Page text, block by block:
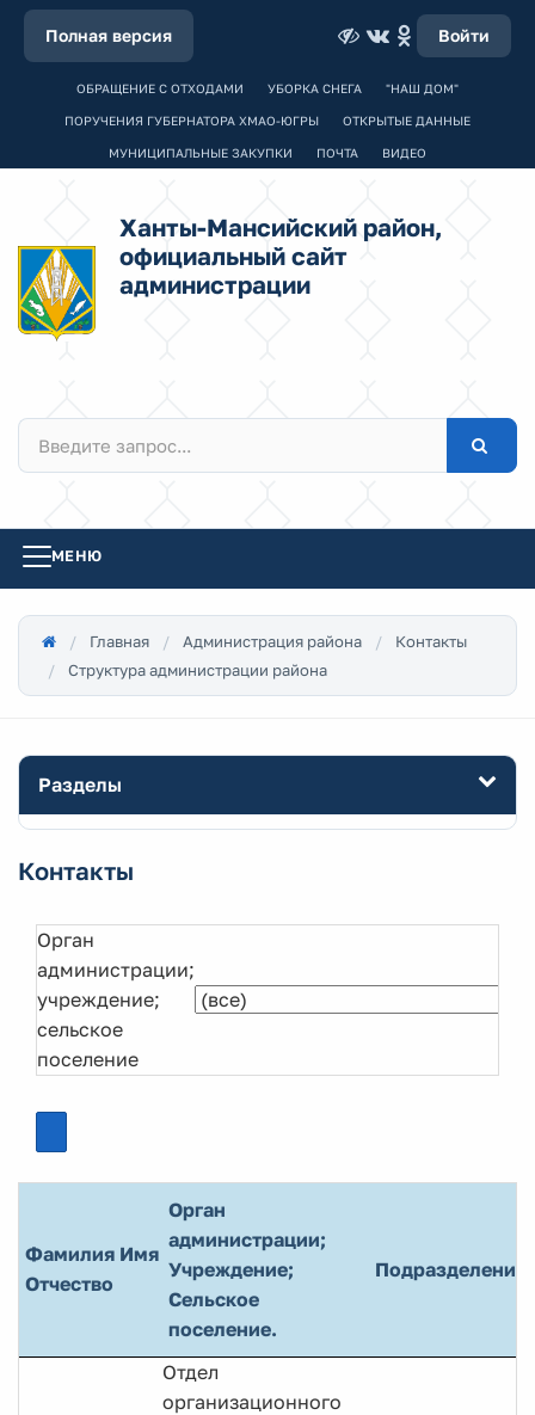
Полная версия Войти
ОБРАЩЕНИЕ С ОТХОДАМИ УБОРКА СНЕГА "НАШ ДОМ"
ПОРУЧЕНИЯ ГУБЕРНАТОРА ХМАО-ЮГРЫ ОТКРЫТЫЕ ДАННЫЕ
МУНИЦИПАЛЬНЫЕ ЗАКУПКИ ПОЧТА ВИДЕО
Ханты-Мансийский район,
официальный сайт
администрации
МЕНЮ
Главная Администрация района
Контакты
Структура администрации района
Разделы
Контакты
Орган
администрации;
учреждение;
сельское
поселение
Фамилия Имя
Отчество
Орган
администрации;
Учреждение;
Сельское
поселение.
Подразделение
Отдел
организационного